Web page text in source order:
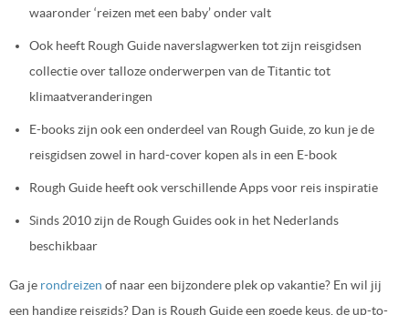
waaronder ‘reizen met een baby’ onder valt
Ook heeft Rough Guide naverslagwerken tot zijn reisgidsen
collectie over talloze onderwerpen van de Titantic tot
klimaatveranderingen
E-books zijn ook een onderdeel van Rough Guide, zo kun je de
reisgidsen zowel in hard-cover kopen als in een E-book
Rough Guide heeft ook verschillende Apps voor reis inspiratie
Sinds 2010 zijn de Rough Guides ook in het Nederlands
beschikbaar
Ga je rondreizen of naar een bijzondere plek op vakantie? En wil jij
een handige reisgids? Dan is Rough Guide een goede keus, de up-to-